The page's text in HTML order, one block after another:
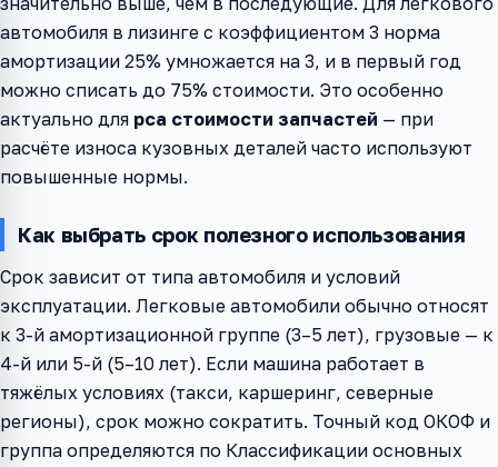
автомобиля в лизинге с коэффициентом 3 норма
амортизации 25% умножается на 3, и в первый год
можно списать до 75% стоимости. Это особенно
актуально для рса стоимости запчастей — при
расчёте износа кузовных деталей часто используют
повышенные нормы.
Как выбрать срок полезного использования
Срок зависит от типа автомобиля и условий
эксплуатации. Легковые автомобили обычно относят
к 3-й амортизационной группе (3–5 лет), грузовые — к
4-й или 5-й (5–10 лет). Если машина работает в
тяжёлых условиях (такси, каршеринг, северные
регионы), срок можно сократить. Точный код ОКОФ и
группа определяются по Классификации основных